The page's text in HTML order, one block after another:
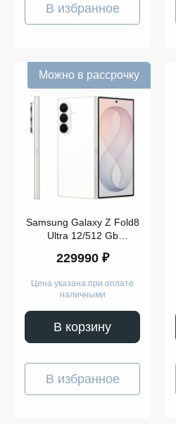
Память
Galaxy
A56
Galaxy
F15
Samsung
Galaxy
F55
Samsung
M35
Samsung
S24
Samsung
S24 Plus
Samsung
S25
Samsung
Galaxy
Samsung
S25 FE
Samsung
Galaxy
S25 Ultra
В избранное
Можно в рассрочку
Samsung Galaxy Z Fold8
Ultra 12/512 Gb
229990 ₽
Цена указана при оплате
наличными
В корзину
В избранное